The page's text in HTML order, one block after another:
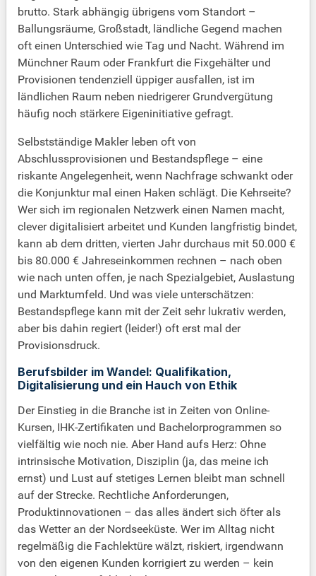
brutto. Stark abhängig übrigens vom Standort –
Ballungsräume, Großstadt, ländliche Gegend machen
oft einen Unterschied wie Tag und Nacht. Während im
Münchner Raum oder Frankfurt die Fixgehälter und
Provisionen tendenziell üppiger ausfallen, ist im
ländlichen Raum neben niedrigerer Grundvergütung
häufig noch stärkere Eigeninitiative gefragt.
Selbstständige Makler leben oft von
Abschlussprovisionen und Bestandspflege – eine
riskante Angelegenheit, wenn Nachfrage schwankt oder
die Konjunktur mal einen Haken schlägt. Die Kehrseite?
Wer sich im regionalen Netzwerk einen Namen macht,
clever digitalisiert arbeitet und Kunden langfristig bindet,
kann ab dem dritten, vierten Jahr durchaus mit 50.000 €
bis 80.000 € Jahreseinkommen rechnen – nach oben
wie nach unten offen, je nach Spezialgebiet, Auslastung
und Marktumfeld. Und was viele unterschätzen:
Bestandspflege kann mit der Zeit sehr lukrativ werden,
aber bis dahin regiert (leider!) oft erst mal der
Provisionsdruck.
Berufsbilder im Wandel: Qualifikation,
Digitalisierung und ein Hauch von Ethik
Der Einstieg in die Branche ist in Zeiten von Online-
Kursen, IHK-Zertifikaten und Bachelorprogrammen so
vielfältig wie noch nie. Aber Hand aufs Herz: Ohne
intrinsische Motivation, Disziplin (ja, das meine ich
ernst) und Lust auf stetiges Lernen bleibt man schnell
auf der Strecke. Rechtliche Anforderungen,
Produktinnovationen – das alles ändert sich öfter als
das Wetter an der Nordseeküste. Wer im Alltag nicht
regelmäßig die Fachlektüre wälzt, riskiert, irgendwann
von den eigenen Kunden korrigiert zu werden – kein